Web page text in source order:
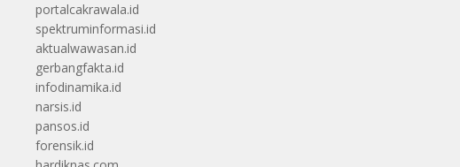
portalcakrawala.id
spektruminformasi.id
aktualwawasan.id
gerbangfakta.id
infodinamika.id
narsis.id
pansos.id
forensik.id